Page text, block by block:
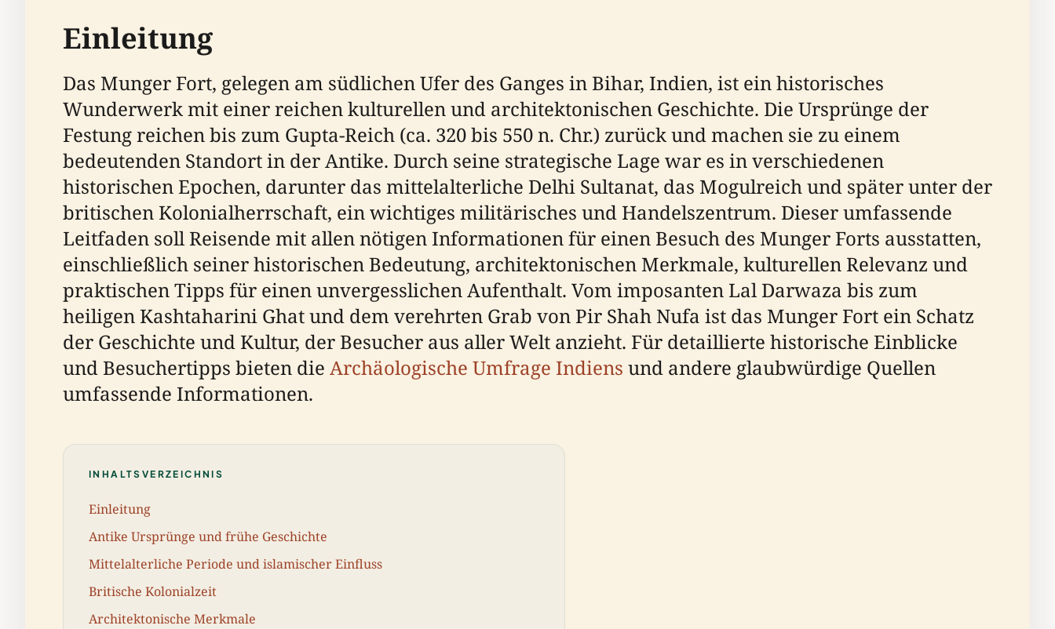
Einleitung
Das Munger Fort, gelegen am südlichen Ufer des Ganges in Bihar, Indien, ist ein historisches
Wunderwerk mit einer reichen kulturellen und architektonischen Geschichte. Die Ursprünge der
Festung reichen bis zum Gupta-Reich (ca. 320 bis 550 n. Chr.) zurück und machen sie zu einem
bedeutenden Standort in der Antike. Durch seine strategische Lage war es in verschiedenen
historischen Epochen, darunter das mittelalterliche Delhi Sultanat, das Mogulreich und später unter der
britischen Kolonialherrschaft, ein wichtiges militärisches und Handelszentrum. Dieser umfassende
Leitfaden soll Reisende mit allen nötigen Informationen für einen Besuch des Munger Forts ausstatten,
einschließlich seiner historischen Bedeutung, architektonischen Merkmale, kulturellen Relevanz und
praktischen Tipps für einen unvergesslichen Aufenthalt. Vom imposanten Lal Darwaza bis zum
heiligen Kashtaharini Ghat und dem verehrten Grab von Pir Shah Nufa ist das Munger Fort ein Schatz
der Geschichte und Kultur, der Besucher aus aller Welt anzieht. Für detaillierte historische Einblicke
und Besuchertipps bieten die Archäologische Umfrage Indiens und andere glaubwürdige Quellen
umfassende Informationen.
INHALTSVERZEICHNIS
Einleitung
Antike Ursprünge und frühe Geschichte
Mittelalterliche Periode und islamischer Einfluss
Britische Kolonialzeit
Architektonische Merkmale